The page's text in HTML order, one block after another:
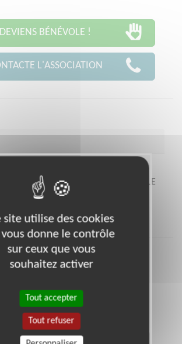
BÉNÉVOLE !
L'ASSOCIATION
40 Rue Saint-Just, 76620 Le Havre LE
(76620)
missions
par
:
site utilise des cookies
donne le contrôle
sur ceux que vous
souhaitez activer
Tout accepter
Tout refuser